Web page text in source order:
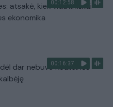
00:12:58
atsakė, kiek vidutiniškai
ekonomika
00:16:37
dar nebuvo Koalicinės